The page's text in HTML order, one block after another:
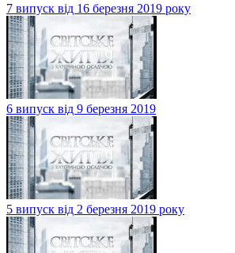
7 випуск від 16 березня 2019 року
6 випуск від 9 березня 2019
5 випуск від 2 березня 2019 року